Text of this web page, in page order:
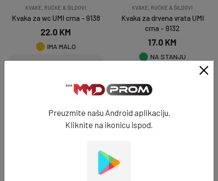
KVAKE, RUČKE & ŠILDOVI
Kvaka za wc UMI crna - 9138
22.0 KM
IMA MALO
KVAKE, RUČKE & ŠILDOVI
Kvaka za drvena vrata UMI
crna - 9132
17.0 KM
NA STANJU
Preuzmite našu Android aplikaciju.
Kliknite na ikonicu ispod.